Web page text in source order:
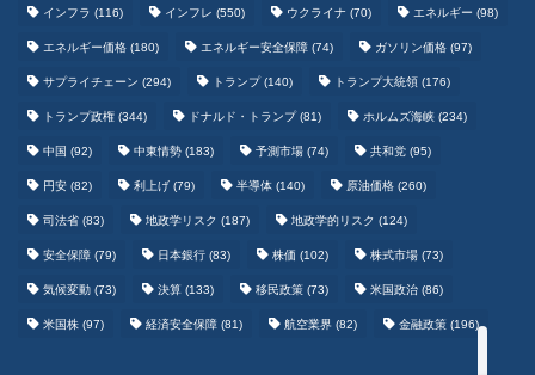
インフラ (116) インフレ (550) ウクライナ (70) エネルギー (98)
エネルギー価格 (180) エネルギー安全保障 (74) ガソリン価格 (97)
サプライチェーン (294) トランプ(140) トランプ大統領 (176)
トランプ政権 (344) ドナルド・トランプ(81) ホルムズ海峡 (234)
中国 (92) 中東情勢 (183) 予測市場 (74) 共和党 (95)
円安 (82) 利上げ (79) 半導体 (140) 原油価格 (260)
司法省 (83) 地政学リスク (187) 地政学的リスク (124)
安全保障 (79) 日本銀行 (83) 株価 (102) 株式市場 (73)
気候変動 (73) 決算 (133) 移民政策 (73) 米国政治 (86)
米国株 (97) 経済安全保障 (81) 航空業界 (82) 金融政策 (196)
野球まとめ
サッカーまとめ